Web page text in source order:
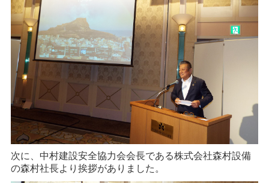
次に、中村建設安全協力会会長である株式会社森村設備
の森村社長より挨拶がありました。